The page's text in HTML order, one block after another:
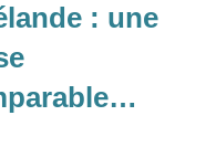
: une
…